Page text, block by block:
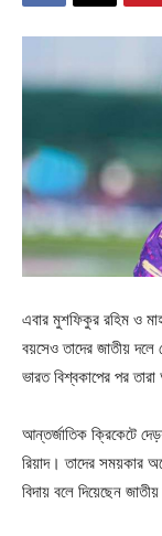
এবার মুশফিকুর রহিম ও
বয়সেও তাদের জাতীয় দলে
ভারত বিশ্বকাপের পর
আন্তর্জাতিক ক্রিকেটে
রিয়াদ। তাদের সময়কার
বিদায় বলে দিয়েছেন